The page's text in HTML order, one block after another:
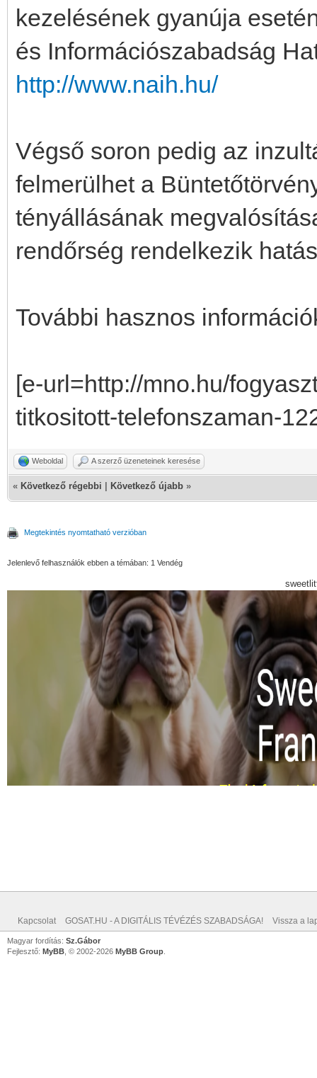
kezelésének gyanúja
és Információszabadság
http://www.naih.hu/
Végső soron pedig az
felmerülhet a
tényállásának
rendőrség rendelkezik
További hasznos
[e-url=http://mno.hu/
titkositott-telefonszaman-
Weboldal A szerző üzeneteinek keresése
« Következő régebbi Következő újabb »
Megtekintés nyomtatható verzióban
Jelenlevő felhasználók ebben a témában: 1 Vendég
Kapcsolat GOSAT.HU - A DIGITÁLIS TÉVÉZÉS SZABADSÁGA! Vissza a
Magyar fordítás: Sz.Gábor
Fejlesztő: MyBB , © 2002-2026 MyBB Group